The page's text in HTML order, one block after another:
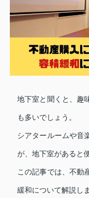
地下室と聞くと、趣
も多いでしょう。
シアタールームや音
が、地下室があると
この記事では、不動
緩和について解説し